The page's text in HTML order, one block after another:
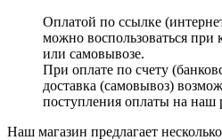
Оплатой по ссылке
можно воспользоваться при
или самовывозе.
При оплате по счету
доставка (самовывоз)
поступления оплаты на наш
Наш магазин предлагает